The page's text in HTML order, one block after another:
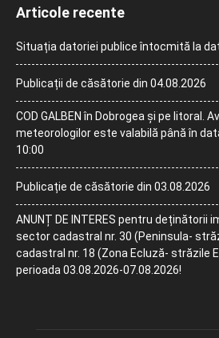
Articole recente
Situația datoriei publice întocmită la
Publicații de căsătorie din 04.08.2026
COD GALBEN în Dobrogea și pe litoral.
meteorologilor este valabilă până în
10:00
Publicație de căsătorie din 03.08.2026
ANUNȚ DE INTERES pentru deținătorii
sector cadastral nr. 30 (Peninsula-
cadastral nr. 18 (Zona Ecluză- străzile
perioada 03.08.2026-07.08.2026!